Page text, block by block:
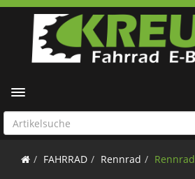
Toggle navigation
FAHRRAD Rennrad Rennrad